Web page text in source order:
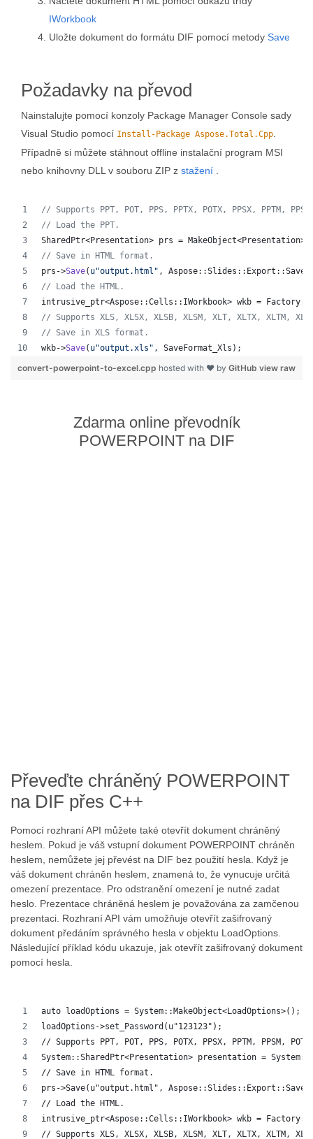
IWorkbook
Uložte dokument do formátu DIF pomocí metody Save
Požadavky na převod
Nainstalujte pomocí konzoly Package Manager Console sady
Visual Studio pomocí Install-Package Aspose.Total.Cpp
Případně si můžete stáhnout offline instalační program MSI
nebo knihovny DLL v souboru ZIP z stažení
// Supports PPT, POT, PPS, PPTX, POTX, PPSX, PPTM,
// Load the PPT.
SharedPtr<Presentation> prs = MakeObject<Presentation>(
// Save in HTML format.
prs->Save( u"output.html " ,
// Load the HTML.
intrusive_ptr<Aspose::Cells::IWorkbook> wkb =
// Supports XLS, XLSX, XLSB, XLSM, XLT, XLTX, XLTM,
// Save in XLS format.
wkb->Save( u"output.xls " , SaveFormat_Xls);
view raw
convert-powerpoint-to-excel.cpp hosted with ❤ by GitHub
Zdarma online převodník
POWERPOINT na DIF
Převeďte chráněný POWERPOINT
na DIF přes C++
Pomocí rozhraní API můžete také otevřít dokument chráněný
heslem. Pokud je váš vstupní dokument POWERPOINT chráněn
heslem, nemůžete jej převést na DIF bez použití hesla. Když je
váš dokument chráněn heslem, znamená to, že vynucuje určitá
omezení prezentace. Pro odstranění omezení je nutné zadat
heslo. Prezentace chráněná heslem je považována za zamčenou
prezentaci. Rozhraní API vám umožňuje otevřít zašifrovaný
dokument předáním správného hesla v objektu LoadOptions.
Následující příklad kódu ukazuje, jak otevřít zašifrovaný dokument
pomocí hesla.
auto loadOptions = System::MakeObject<LoadOptions>();
loadOptions->set_Password(u"123123");
// Supports PPT, POT, PPS, POTX, PPSX, PPTM, PPSM,
System::SharedPtr<Presentation> presentation =
// Save in HTML format.
prs->Save(u"output.html",
// Load the HTML.
intrusive_ptr<Aspose::Cells::IWorkbook> wkb =
// Supports XLS, XLSX, XLSB, XLSM, XLT, XLTX, XLTM,